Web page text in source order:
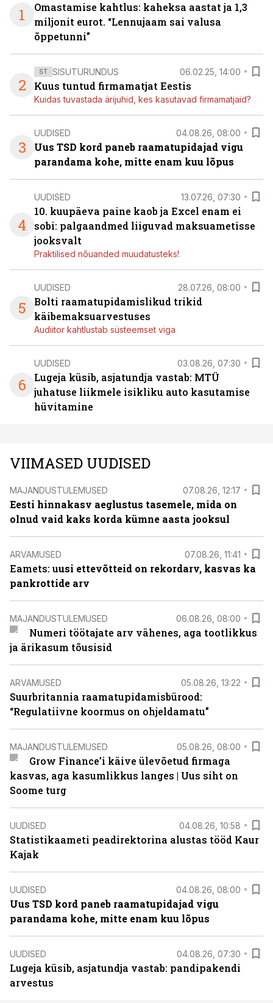
1
Omastamise kahtlus: kaheksa aastat ja 1,3
miljonit eurot. “Lennujaam sai valusa
õppetunni”
2
ST SISUTURUNDUS 06.02.25, 14:00
Kuus tuntud firmamatjat Eestis
Kuidas tuvastada ärijuhid, kes kasutavad firmamatjaid?
3
UUDISED 04.08.26, 08:00
Uus TSD kord paneb raamatupidajad vigu
parandama kohe, mitte enam kuu lõpus
4
UUDISED 13.07.26, 07:30
10. kuupäeva paine kaob ja Excel enam ei
sobi: palgaandmed liiguvad maksuametisse
jooksvalt
Praktilised nõuanded muudatusteks!
5
UUDISED 28.07.26, 08:00
Bolti raamatupidamislikud trikid
käibemaksuarvestuses
Audiitor kahtlustab süsteemset viga
6
UUDISED 03.08.26, 07:30
Lugeja küsib, asjatundja vastab: MTÜ
juhatuse liikmele isikliku auto kasutamise
hüvitamine
VIIMASED UUDISED
MAJANDUSTULEMUSED 07.08.26, 12:17
Eesti hinnakasv aeglustus tasemele, mida on
olnud vaid kaks korda kümne aasta jooksul
ARVAMUSED 07.08.26, 11:41
Eamets: uusi ettevõtteid on rekordarv, kasvas ka
pankrottide arv
MAJANDUSTULEMUSED 06.08.26, 08:00
Numeri töötajate arv vähenes, aga tootlikkus
ja ärikasum tõusisid
ARVAMUSED 05.08.26, 13:22
Suurbritannia raamatupidamisbürood:
“Regulatiivne koormus on ohjeldamatu”
MAJANDUSTULEMUSED 05.08.26, 08:00
Grow Finance’i käive ülevõetud firmaga
kasvas, aga kasumlikkus langes | Uus siht on
Soome turg
UUDISED 04.08.26, 10:58
Statistikaameti peadirektorina alustas tööd Kaur
Kajak
UUDISED 04.08.26, 08:00
Uus TSD kord paneb raamatupidajad vigu
parandama kohe, mitte enam kuu lõpus
UUDISED 04.08.26, 07:30
Lugeja küsib, asjatundja vastab: pandipakendi
arvestus